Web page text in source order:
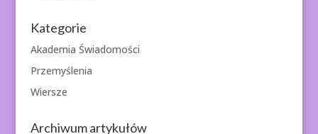
Kategorie
Akademia Świadomości
Przemyślenia
Wiersze
Archiwum artykułów